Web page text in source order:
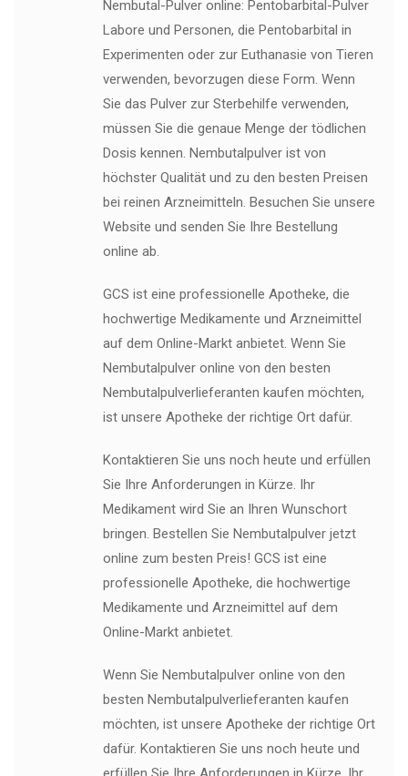
Nembutal-Pulver online: Pentobarbital-Pulver
Labore und Personen, die Pentobarbital in
Experimenten oder zur Euthanasie von Tieren
verwenden, bevorzugen diese Form. Wenn
Sie das Pulver zur Sterbehilfe verwenden,
müssen Sie die genaue Menge der tödlichen
Dosis kennen. Nembutalpulver ist von
höchster Qualität und zu den besten Preisen
bei reinen Arzneimitteln. Besuchen Sie unsere
Website und senden Sie Ihre Bestellung
online ab.
GCS ist eine professionelle Apotheke, die
hochwertige Medikamente und Arzneimittel
auf dem Online-Markt anbietet. Wenn Sie
Nembutalpulver online von den besten
Nembutalpulverlieferanten kaufen möchten,
ist unsere Apotheke der richtige Ort dafür.
Kontaktieren Sie uns noch heute und erfüllen
Sie Ihre Anforderungen in Kürze. Ihr
Medikament wird Sie an Ihren Wunschort
bringen. Bestellen Sie Nembutalpulver jetzt
online zum besten Preis! GCS ist eine
professionelle Apotheke, die hochwertige
Medikamente und Arzneimittel auf dem
Online-Markt anbietet.
Wenn Sie Nembutalpulver online von den
besten Nembutalpulverlieferanten kaufen
möchten, ist unsere Apotheke der richtige Ort
dafür. Kontaktieren Sie uns noch heute und